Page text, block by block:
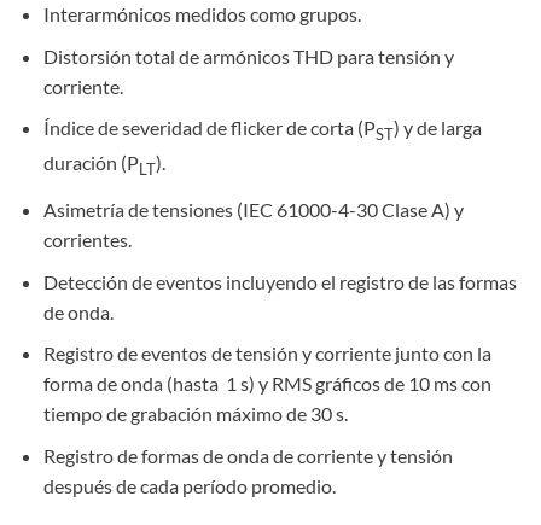
Interarmónicos medidos como grupos.
Distorsión total de armónicos THD para tensión y
corriente.
Índice de severidad de flicker de corta (PST) y de larga
duración (PLT).
Asimetría de tensiones (IEC 61000-4-30 Clase A) y
corrientes.
Detección de eventos incluyendo el registro de las formas
de onda.
Registro de eventos de tensión y corriente junto con la
forma de onda (hasta 1 s) y RMS gráficos de 10 ms con
tiempo de grabación máximo de 30 s.
Registro de formas de onda de corriente y tensión
después de cada período promedio.